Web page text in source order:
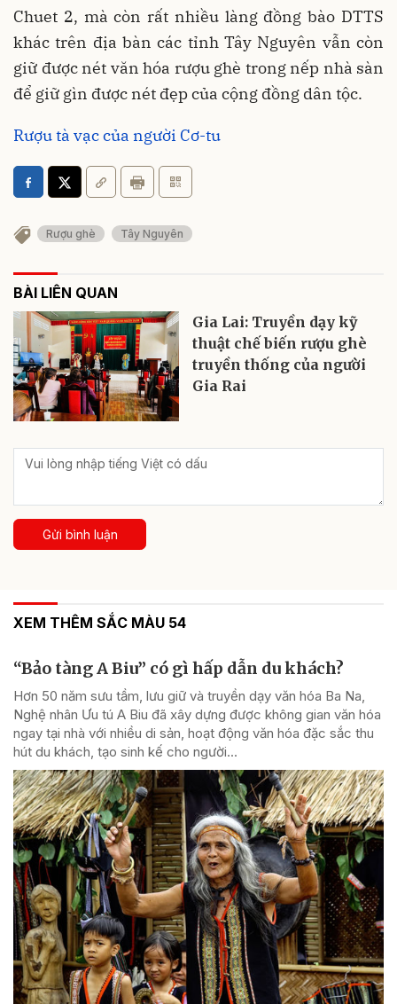
Chuet 2, mà còn rất nhiều làng đồng bào DTTS
khác trên địa bàn các tỉnh Tây Nguyên vẫn còn
giữ được nét văn hóa rượu ghè trong nếp nhà sàn
để giữ gìn được nét đẹp của cộng đồng dân tộc.
Rượu tà vạc của người Cơ-tu
Rượu ghè Tây Nguyên
BÀI LIÊN QUAN
Gia Lai: Truyền dạy kỹ
thuật chế biến rượu ghè
truyền thống của người
Gia Rai
Gửi bình luận
XEM THÊM SẮC MÀU 54
“Bảo tàng A Biu” có gì hấp dẫn du khách?
Hơn 50 năm sưu tầm, lưu giữ và truyền dạy văn hóa Ba Na,
Nghệ nhân Ưu tú A Biu đã xây dựng được không gian văn hóa
ngay tại nhà với nhiều di sản, hoạt động văn hóa đặc sắc thu
hút du khách, tạo sinh kế cho người...